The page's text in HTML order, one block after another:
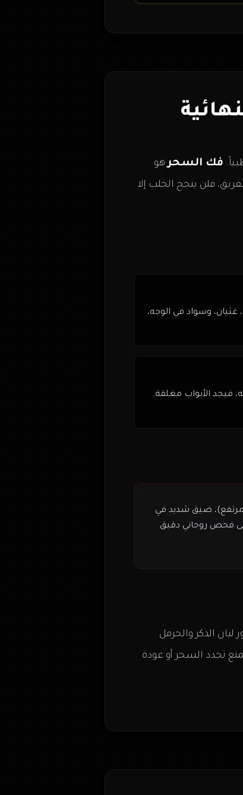
فك السحرهو
فلن ينجح الجلب إلا
غثيان، وسواد في الوجه،
فيجد الأبواب مغلقة.
ضيق شديد في
فحص روحاني دقيق
الذكر والحرمل
تجدد السحر أو عودة